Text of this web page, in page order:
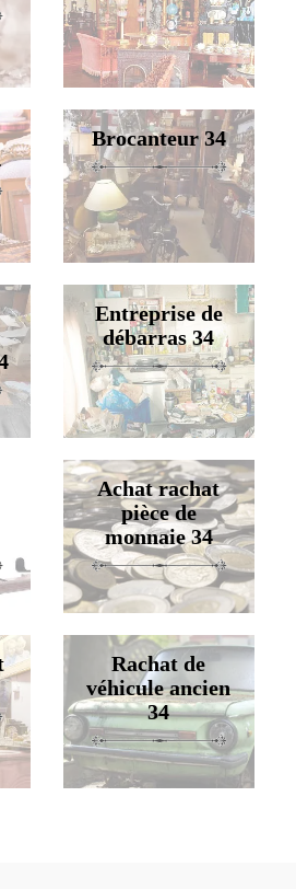
Brocanteur 34
Entreprise de
débarras 34
Achat rachat
pièce de
monnaie 34
Rachat de
véhicule ancien
34